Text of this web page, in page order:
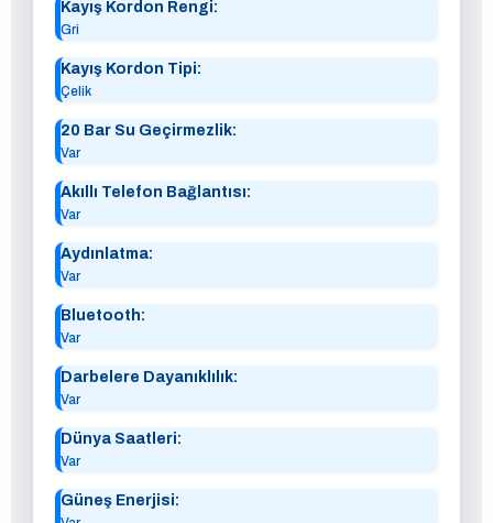
Kayış Kordon Rengi:
Gri
Kayış Kordon Tipi:
Çelik
20 Bar Su Geçirmezlik:
Var
Akıllı Telefon Bağlantısı:
Var
Aydınlatma:
Var
Bluetooth:
Var
Darbelere Dayanıklılık:
Var
Dünya Saatleri:
Var
Güneş Enerjisi: